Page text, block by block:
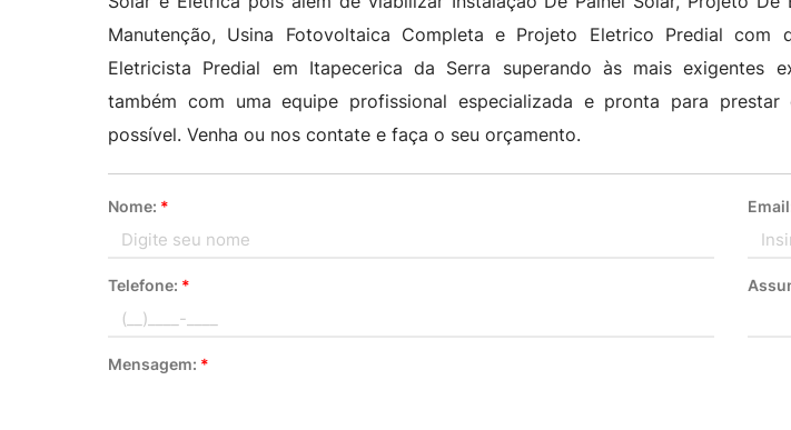
Manutenção, Usina Fotovoltaica Completa e Projeto Eletrico Predial com
Eletricista Predial em Itapecerica da Serra superando às mais exigentes
também com uma equipe profissional especializada e pronta para prestar
possível. Venha ou nos contate e faça o seu orçamento.
Nome: *
Telefone: *
Mensagem: *